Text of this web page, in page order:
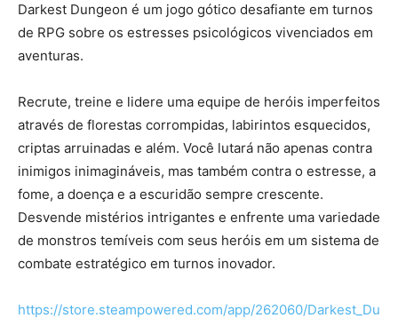
Darkest Dungeon é um jogo gótico desafiante em turnos
de RPG sobre os estresses psicológicos vivenciados em
aventuras.
Recrute, treine e lidere uma equipe de heróis imperfeitos
através de florestas corrompidas, labirintos esquecidos,
criptas arruinadas e além. Você lutará não apenas contra
inimigos inimagináveis, mas também contra o estresse, a
fome, a doença e a escuridão sempre crescente.
Desvende mistérios intrigantes e enfrente uma variedade
de monstros temíveis com seus heróis em um sistema de
combate estratégico em turnos inovador.
https://store.steampowered.com/app/262060/Darkest_Du